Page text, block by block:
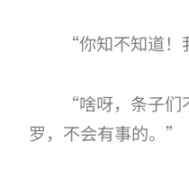
“你知不知道
“啥呀，条子
罗，不会有事的。”